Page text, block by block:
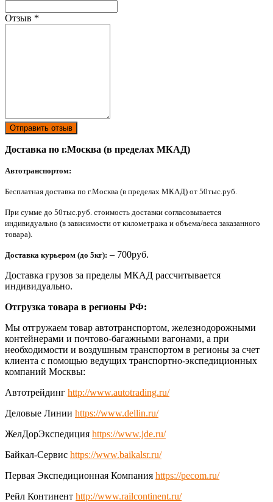
Отзыв *
Отправить отзыв
Доставка по г.Москва (в пределах МКАД)
Автотранспортом:
Бесплатная доставка по г.Москва (в пределах МКАД) от 50тыс.руб.
При сумме до 50тыс.руб. стоимость доставки согласовывается
индивидуально (в зависимости от километража и объема/веса заказанного
товара).
Доставка курьером (до 5кг): – 700руб.
Доставка грузов за пределы МКАД рассчитывается
индивидуально.
Отгрузка товара в регионы РФ:
Мы отгружаем товар автотранспортом, железнодорожными
контейнерами и почтово-багажными вагонами, а при
необходимости и воздушным транспортом в регионы за счет
клиента с помощью ведущих транспортно-экспедиционных
компаний Москвы:
Автотрейдинг http://www.autotrading.ru/
Деловые Линии https://www.dellin.ru/
ЖелДорЭкспедиция https://www.jde.ru/
Байкал-Сервис https://www.baikalsr.ru/
Первая Экспедиционная Компания https://pecom.ru/
Рейл Континент http://www.railcontinent.ru/